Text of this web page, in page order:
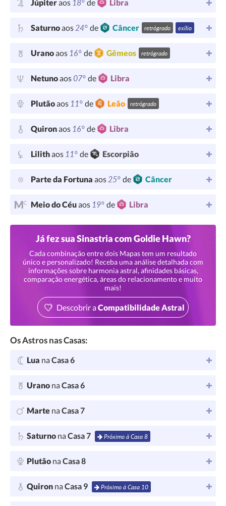
Júpiteraos 18° de Libra
Saturnoaos24° de Câncer retrógrado exílio
Uranoaos 16° de Gêmeos retrógrado
Netunoaos07° de Libra
Plutãoaos 11° de Leão retrógrado
Quironaos 16° de Libra
Lilithaos 11° de Escorpião
Parte da Fortuna aos25° de Câncer
Meio do Céuaos 19° de Libra
Já fez sua Sinastria com Goldie Hawn?
Cada combinação entre dois Mapas tem um resultado
único e personalizado! Receba uma análise detalhada com
informações sobre harmonia astral, afinidades básicas,
comparação energética, áreas do relacionamento e muito
mais!
Descobrir aCompatibilidade Astral
Os Astros nas Casas:
Lua naCasa 6
Urano naCasa 6
Marte naCasa 7
Saturno naCasa 7 Próximo à Casa 8
Plutão naCasa 8
Quiron naCasa 9 Próximo à Casa 10